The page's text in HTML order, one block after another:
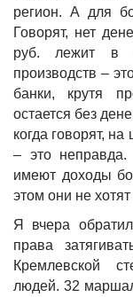
регион. А для
Говорят, нет
руб. лежит в
производств –
банки, крутя
остается без
когда говорят,
– это
имеют доходы
этом они не
Я вчера
права
Кремлевской
людей. 32